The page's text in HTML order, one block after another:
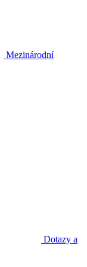
Mezinárodní
Dotazy a